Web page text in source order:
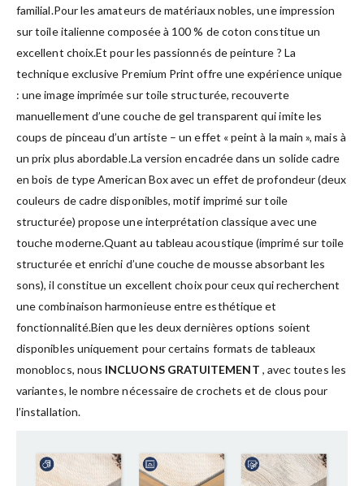
familial.Pour les amateurs de matériaux nobles, une impression
sur toile italienne composée à 100 % de coton constitue un
excellent choix.Et pour les passionnés de peinture ? La
technique exclusive Premium Print offre une expérience unique
: une image imprimée sur toile structurée, recouverte
manuellement d’une couche de gel transparent qui imite les
coups de pinceau d’un artiste – un effet « peint à la main », mais à
un prix plus abordable.La version encadrée dans un solide cadre
en bois de type American Box avec un effet de profondeur (deux
couleurs de cadre disponibles, motif imprimé sur toile
structurée) propose une interprétation classique avec une
touche moderne.Quant au tableau acoustique (imprimé sur toile
structurée et enrichi d’une couche de mousse absorbant les
sons), il constitue un excellent choix pour ceux qui recherchent
une combinaison harmonieuse entre esthétique et
fonctionnalité.Bien que les deux dernières options soient
disponibles uniquement pour certains formats de tableaux
monoblocs, nous INCLUONS GRATUITEMENT , avec toutes les
variantes, le nombre nécessaire de crochets et de clous pour
l’installation.